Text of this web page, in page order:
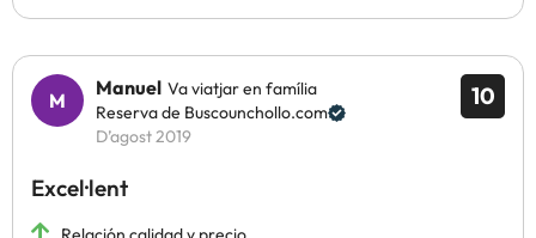
10
Manuel Va viatjar en família
Reserva de Buscounchollo.com
D’agost 2019
Excel·lent